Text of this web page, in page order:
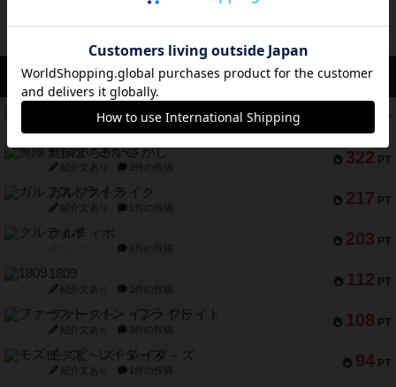
アクセス数 急上昇中
PT
コレクト！
322 PT
無限まちがいさがし
紹介文あり 2件の投稿
217 PT
ガルフストライク
紹介文あり 1件の投稿
203 PT
クルティボ
1件の投稿
112 PT
1809
紹介文あり 1件の投稿
108 PT
ファースト・イン・フライト
紹介文あり 3件の投稿
94 PT
モズビ－ズ・レイダ－ズ
紹介文あり 1件の投稿